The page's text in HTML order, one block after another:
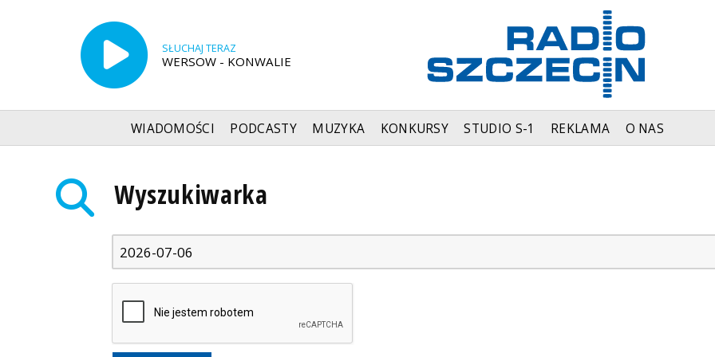
SŁUCHAJ TERAZ
WERSOW - KONWALIE
WIADOMOŚCI PODCASTY MUZYKA KONKURSY STUDIO S-1 REKLAMA O NAS
Wyszukiwarka